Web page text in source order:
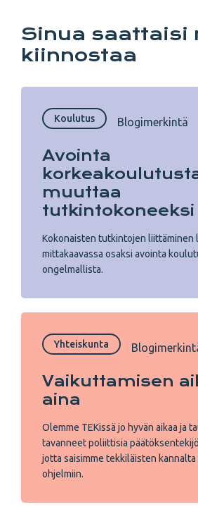
Sinua saattaisi
kiinnostaa
Koulutus Blogimerkintä
Avointa
muuttaa
tutkintokoneeksi
Kokonaisten tutkintojen liittäminen
mittakaavassa osaksi avointa
ongelmallista.
Yhteiskunta
Vaikuttamisen
aina
Olemme TEKissä jo hyvän aikaa ja
tavanneet poliittisia
jotta saisimme tekkiläisten
ohjelmiin.